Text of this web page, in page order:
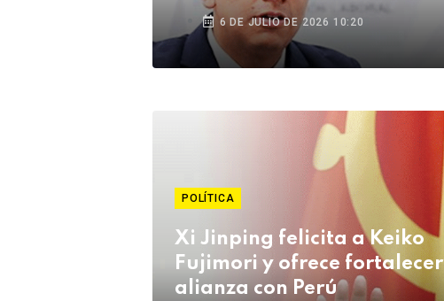
6 DE JULIO DE 2026 10:20
POLÍTICA
Xi Jinping felicita a Keiko
Fujimori y ofrece fortalecer
alianza con Perú